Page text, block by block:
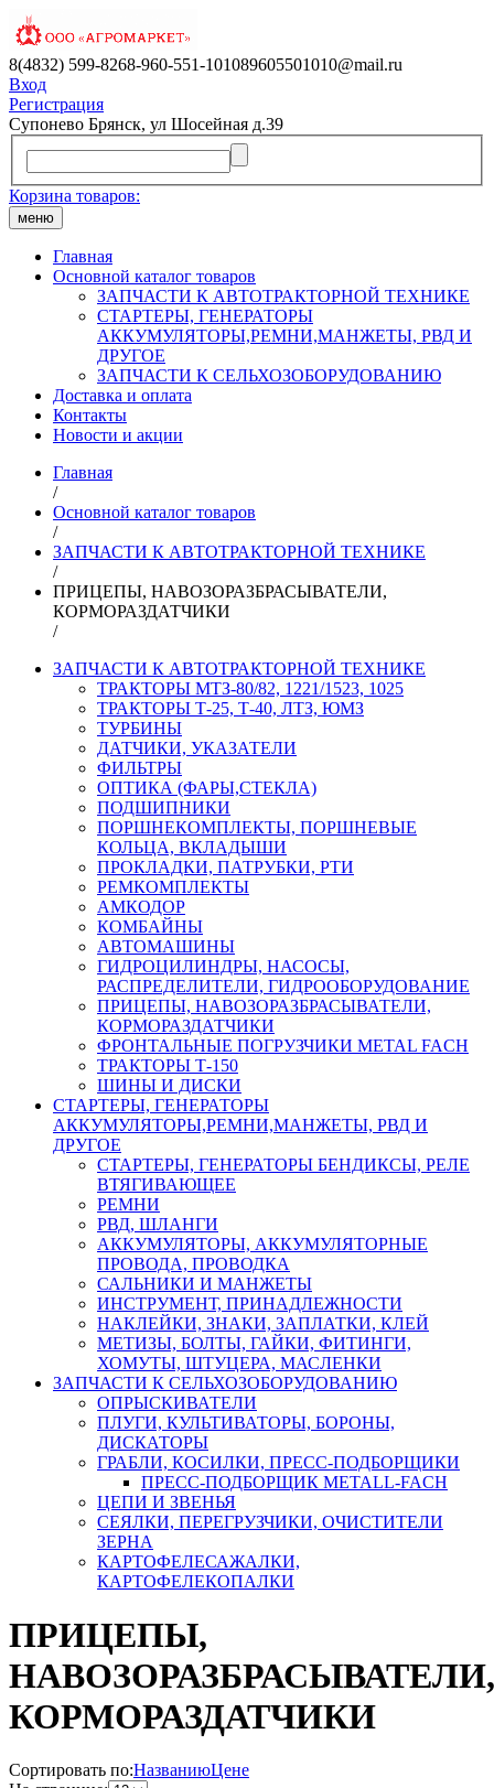
8(4832) 599-8268-960-551-101089605501010@mail.ru
Вход
Регистрация
Супонево Брянск, ул Шосейная д.39
Корзина товаров:
меню
Главная
Основной каталог товаров
ЗАПЧАСТИ К АВТОТРАКТОРНОЙ ТЕХНИКЕ
СТАРТЕРЫ, ГЕНЕРАТОРЫ
АККУМУЛЯТОРЫ,РЕМНИ,МАНЖЕТЫ, РВД И
ДРУГОЕ
ЗАПЧАСТИ К СЕЛЬХОЗОБОРУДОВАНИЮ
Доставка и оплата
Контакты
Новости и акции
Главная
/
Основной каталог товаров
/
ЗАПЧАСТИ К АВТОТРАКТОРНОЙ ТЕХНИКЕ
/
ПРИЦЕПЫ, НАВОЗОРАЗБРАСЫВАТЕЛИ,
КОРМОРАЗДАТЧИКИ
/
ЗАПЧАСТИ К АВТОТРАКТОРНОЙ ТЕХНИКЕ
ТРАКТОРЫ МТЗ-80/82, 1221/1523, 1025
ТРАКТОРЫ Т-25, Т-40, ЛТЗ, ЮМЗ
ТУРБИНЫ
ДАТЧИКИ, УКАЗАТЕЛИ
ФИЛЬТРЫ
ОПТИКА (ФАРЫ,СТЕКЛА)
ПОДШИПНИКИ
ПОРШНЕКОМПЛЕКТЫ, ПОРШНЕВЫЕ
КОЛЬЦА, ВКЛАДЫШИ
ПРОКЛАДКИ, ПАТРУБКИ, РТИ
РЕМКОМПЛЕКТЫ
АМКОДОР
КОМБАЙНЫ
АВТОМАШИНЫ
ГИДРОЦИЛИНДРЫ, НАСОСЫ,
РАСПРЕДЕЛИТЕЛИ, ГИДРООБОРУДОВАНИЕ
ПРИЦЕПЫ, НАВОЗОРАЗБРАСЫВАТЕЛИ,
КОРМОРАЗДАТЧИКИ
ФРОНТАЛЬНЫЕ ПОГРУЗЧИКИ METAL FACH
ТРАКТОРЫ Т-150
ШИНЫ И ДИСКИ
СТАРТЕРЫ, ГЕНЕРАТОРЫ
АККУМУЛЯТОРЫ,РЕМНИ,МАНЖЕТЫ, РВД И
ДРУГОЕ
СТАРТЕРЫ, ГЕНЕРАТОРЫ БЕНДИКСЫ, РЕЛЕ
ВТЯГИВАЮЩЕЕ
РЕМНИ
РВД, ШЛАНГИ
АККУМУЛЯТОРЫ, АККУМУЛЯТОРНЫЕ
ПРОВОДА, ПРОВОДКА
САЛЬНИКИ И МАНЖЕТЫ
ИНСТРУМЕНТ, ПРИНАДЛЕЖНОСТИ
НАКЛЕЙКИ, ЗНАКИ, ЗАПЛАТКИ, КЛЕЙ
МЕТИЗЫ, БОЛТЫ, ГАЙКИ, ФИТИНГИ,
ХОМУТЫ, ШТУЦЕРА, МАСЛЕНКИ
ЗАПЧАСТИ К СЕЛЬХОЗОБОРУДОВАНИЮ
ОПРЫСКИВАТЕЛИ
ПЛУГИ, КУЛЬТИВАТОРЫ, БОРОНЫ,
ДИСКАТОРЫ
ГРАБЛИ, КОСИЛКИ, ПРЕСС-ПОДБОРЩИКИ
ПРЕСС-ПОДБОРЩИК METALL-FACH
ЦЕПИ И ЗВЕНЬЯ
СЕЯЛКИ, ПЕРЕГРУЗЧИКИ, ОЧИСТИТЕЛИ
ЗЕРНА
КАРТОФЕЛЕСАЖАЛКИ,
КАРТОФЕЛЕКОПАЛКИ
ПРИЦЕПЫ,
НАВОЗОРАЗБРАСЫВАТЕЛИ,
КОРМОРАЗДАТЧИКИ
Сортировать по:НазваниюЦене